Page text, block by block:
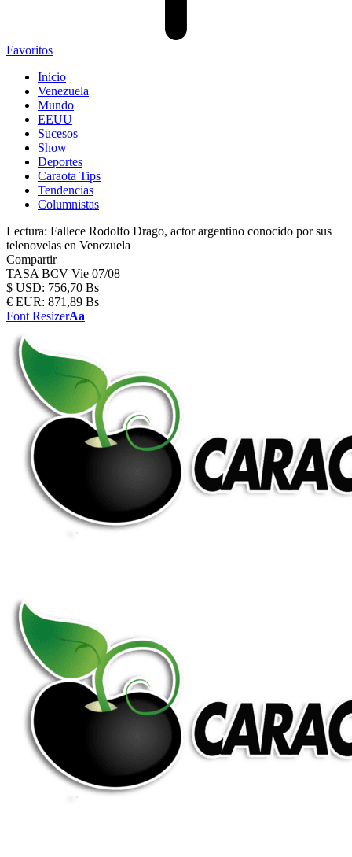
Favoritos
Inicio
Venezuela
Mundo
EEUU
Sucesos
Show
Deportes
Caraota Tips
Tendencias
Columnistas
Lectura: Fallece Rodolfo Drago, actor argentino conocido por sus
telenovelas en Venezuela
Compartir
TASA BCV Vie 07/08
$ USD: 756,70 Bs
€ EUR: 871,89 Bs
Font ResizerAa